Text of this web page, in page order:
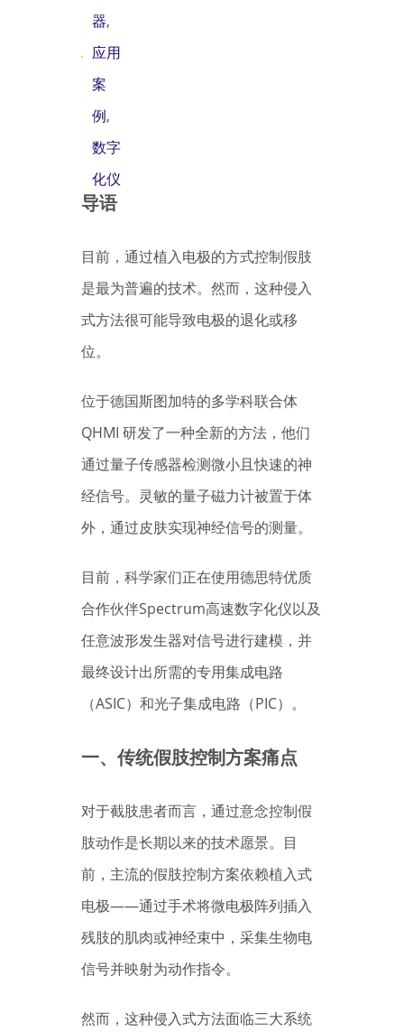
器,
应用
案
例,
数字
化仪
导语
目前，通过植入电极的方式控制假肢
是最为普遍的技术。然而，这种侵入
式方法很可能导致电极的退化或移
位。
位于德国斯图加特的多学科联合体
QHMI 研发了一种全新的方法，他们
通过量子传感器检测微小且快速的神
经信号。灵敏的量子磁力计被置于体
外，通过皮肤实现神经信号的测量。
目前，科学家们正在使用德思特优质
合作伙伴Spectrum高速数字化仪以及
任意波形发生器对信号进行建模，并
最终设计出所需的专用集成电路
（ASIC）和光子集成电路（PIC）。
一、传统假肢控制方案痛点
对于截肢患者而言，通过意念控制假
肢动作是长期以来的技术愿景。目
前，主流的假肢控制方案依赖植入式
电极——通过手术将微电极阵列插入
残肢的肌肉或神经束中，采集生物电
信号并映射为动作指令。
然而，这种侵入式方法面临三大系统